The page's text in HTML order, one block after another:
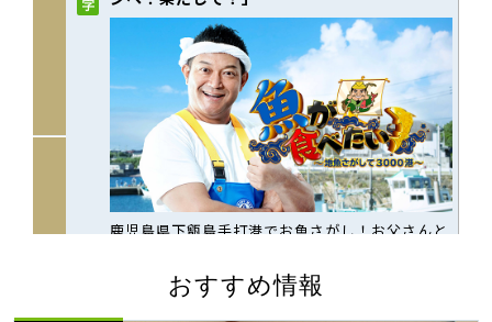
おすすめ情報